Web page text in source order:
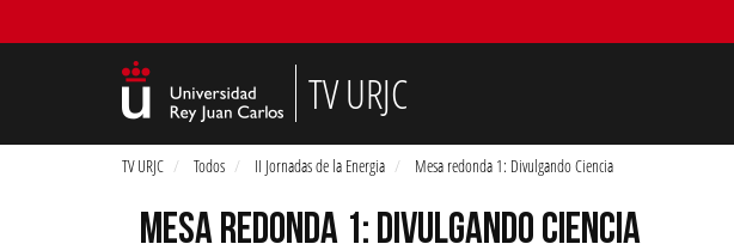
TV URJC
TV URJC Todos II Jornadas de la Energia Mesa redonda 1: Divulgando Ciencia
MESA REDONDA 1: DIVULGANDO CIENCIA